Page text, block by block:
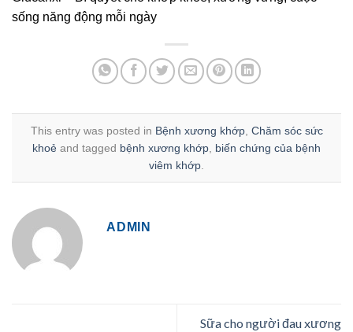
sống năng động mỗi ngày
This entry was posted in Bệnh xương khớp, Chăm sóc sức
khoẻ and tagged bệnh xương khớp, biến chứng của bệnh
viêm khớp.
ADMIN
Sữa cho người đau xương